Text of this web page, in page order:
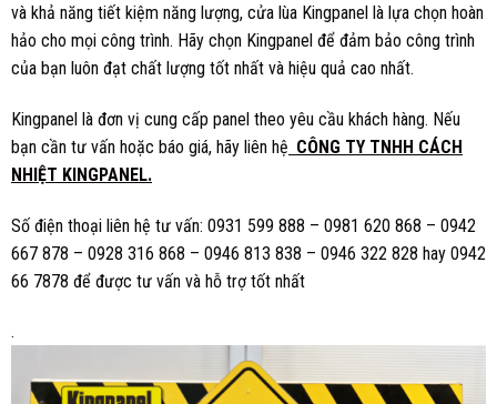
và khả năng tiết kiệm năng lượng, cửa lùa Kingpanel là lựa chọn hoàn
hảo cho mọi công trình. Hãy chọn Kingpanel để đảm bảo công trình
của bạn luôn đạt chất lượng tốt nhất và hiệu quả cao nhất.
Kingpanel là đơn vị cung cấp panel theo yêu cầu khách hàng. Nếu
bạn cần tư vấn hoặc báo giá, hãy liên hệ CÔNG TY TNHH CÁCH
NHIỆT KINGPANEL.
Số điện thoại liên hệ tư vấn: 0931 599 888 – 0981 620 868 – 0942
667 878 – 0928 316 868 – 0946 813 838 – 0946 322 828 hay 0942
66 7878 để được tư vấn và hỗ trợ tốt nhất
.